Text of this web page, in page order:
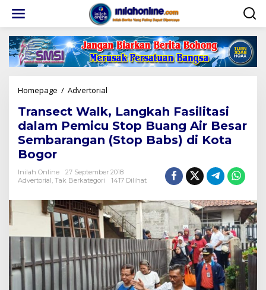
konten
Homepage / Advertorial
Langkah
Fasilitasi
dalam
Pemicu
Air
Besar
(Stop
Babs)
di
Kota
Bogor
Transect Walk, Langkah Fasilitasi
dalam Pemicu Stop Buang Air Besar
Sembarangan (Stop Babs) di Kota
Bogor
Inilah Online
27 September 2018
Advertorial Tak Berkategori 1417 Dilihat